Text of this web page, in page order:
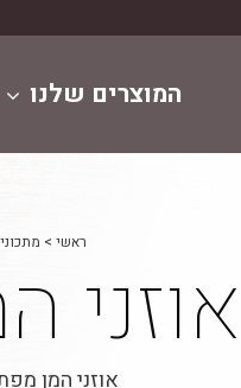
המוצרים שלנו
ראשי >
אוזני
אוזני המן